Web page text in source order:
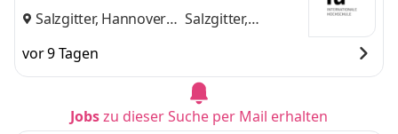
Salzgitter, Hannover
Salzgitter,
vor 9 Tagen
Jobszu dieser Suche per Mail erhalten